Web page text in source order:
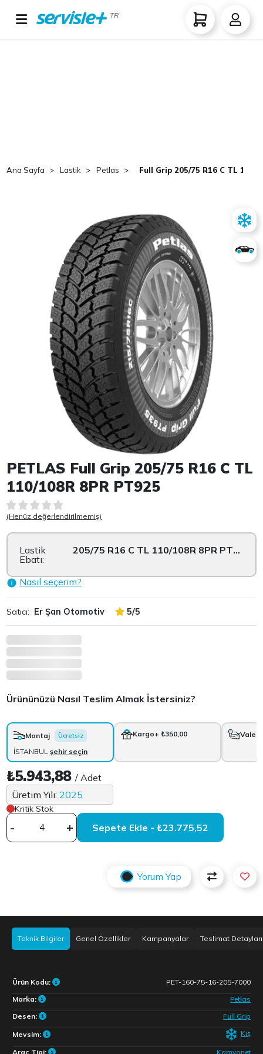
TR
Ana Sayfa Lastik Petlas Full Grip 205/75 R16 C TL 110/
Item 1 of 1
PETLAS Full Grip 205/75 R16 C TL
110/108R 8PR PT925
(Henüz değerlendirilmemiş)
Lastik
Ebatı:
205/75 R16 C TL 110/108R 8PR PT925
Nasıl seçerim?
Satıcı: Er Şan Otomotiv 5/5
Ürününüzü Nasıl Teslim Almak İstersiniz?
Montaj Ücretsiz
İSTANBULşehir seçin
Kargo+ ₺350,00 Vale
₺5.943,88/ Adet
Üretim Yılı: 2025
Kritik Stok
- + Sepete Ekle - ₺23.775,52
Yorum Yap
Teknik Bilgiler Genel Özellikler Kampanyalar Teslimat Detayları
Ürün Kodu:
PET-160-75-16-205-7000
Marka:
Petlas
Desen:
Full Grip
Mevsim: Kış
Araç Tipi: Kamyonet